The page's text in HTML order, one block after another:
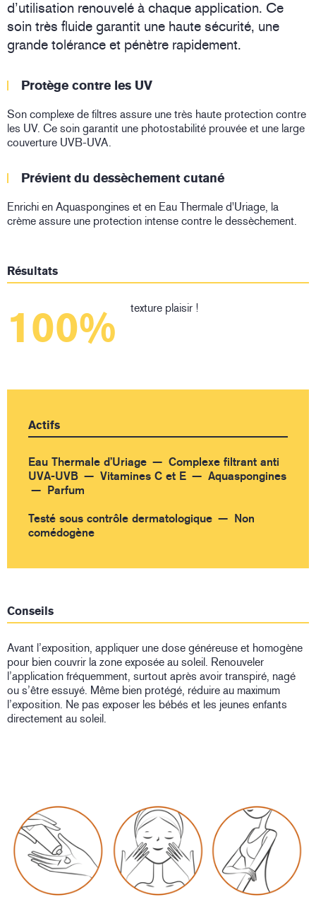
d’utilisation renouvelé à chaque application. Ce
soin très fluide garantit une haute sécurité, une
grande tolérance et pénètre rapidement.
Protège contre les UV
Son complexe de filtres assure une très haute protection contre
les UV. Ce soin garantit une photostabilité prouvée et une large
couverture UVB-UVA.
Prévient du dessèchement cutané
Enrichi en Aquaspongines et en Eau Thermale d'Uriage, la
crème assure une protection intense contre le dessèchement.
Résultats
100% texture plaisir !
Actifs
Eau Thermale d’Uriage
Complexe filtrant anti
UVA-UVB
Vitamines C et E
Aquaspongines
Parfum
Testé sous contrôle dermatologique
Non
comédogène
Conseils
Avant l’exposition, appliquer une dose généreuse et homogène
pour bien couvrir la zone exposée au soleil. Renouveler
l’application fréquemment, surtout après avoir transpiré, nagé
ou s’être essuyé. Même bien protégé, réduire au maximum
l’exposition. Ne pas exposer les bébés et les jeunes enfants
directement au soleil.